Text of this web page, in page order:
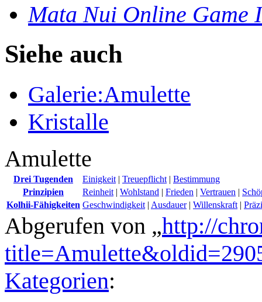
Mata Nui Online
Siehe auch
Galerie:Amulette
Kristalle
Amulette
Drei Tugenden Einigkeit | Treuepflicht | Bestimmung
Prinzipien
Reinheit | Wohlstand | Frieden | Vertrauen |
Kolhii-Fähigkeiten Geschwindigkeit | Ausdauer| Willenskraft |
Abgerufen von „http://
Kategorien: